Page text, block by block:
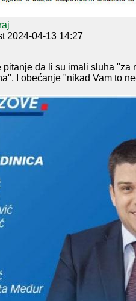
2024-04-13 14:27
pitanje da li su imali sluha "za
I obećanje "nikad Vam to